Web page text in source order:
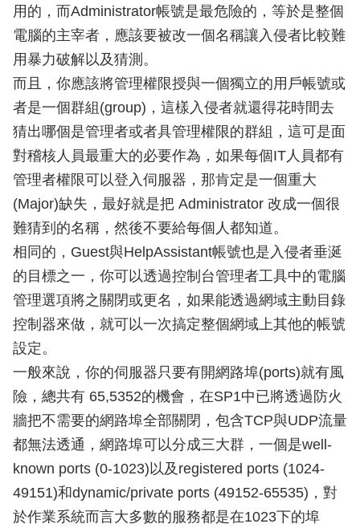
用的，而Administrator帳號是最危險的，等於是整個
電腦的主宰者，應該要被改一個名稱讓入侵者比較難
用暴力破解以及猜測。
而且，你應該將管理權限授與一個獨立的用戶帳號或
者是一個群組(group)，這樣入侵者就還得花時間去
猜出哪個是管理者或者具管理權限的群組，這可是面
對稽核人員最重大的必要作為，如果每個IT人員都有
管理者權限可以登入伺服器，那肯定是一個重大
(Major)缺失，最好就是把 Administrator 改成一個很
難猜到的名稱，然後不要給每個人都知道。
相同的，Guest與HelpAssistant帳號也是入侵者垂涎
的目標之一，你可以透過控制台管理者工具中的電腦
管理選項將之關閉或更名，如果能透過網域主動目錄
控制器來做，就可以一次搞定整個網域上其他的帳號
設定。
一般來說，你的伺服器只要有開網路埠(ports)就有風
險，總共有 65,5352的機會，在SP1中已將透過防火
牆把不需要的網路埠全部關閉，包含TCP與UDP流量
都無法透通，網路埠可以分成三大群，一個是well-
known ports (0-1023)以及registered ports (1024-
49151)和dynamic/private ports (49152-65535)，對
於作業系統而言大多數的服務都是在1023下的埠